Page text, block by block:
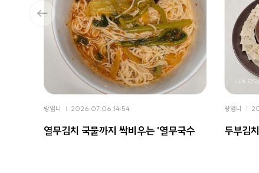
랑엄니 2026.07.06 14:54
열무김치 국물까지 싹비우는 '열무국수
랑엄니
두부김